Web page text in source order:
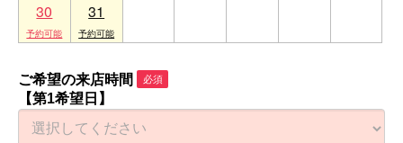
30 31
ご希望の来店時間 必須
【第1希望日】